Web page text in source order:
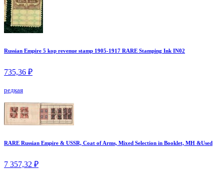
Russian Empire 5 kop revenue stamp 1905-1917 RARE Stamping Ink IN02
735,36 ₽
редкая
RARE Russian Empire & USSR, Coat of Arms, Mixed Selection in Booklet, MH &Used
7 357,32 ₽